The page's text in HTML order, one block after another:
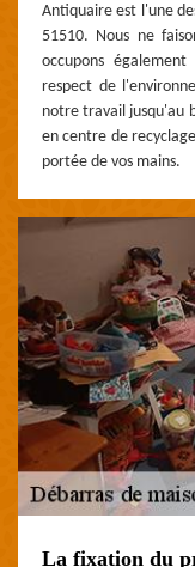
Antiquaire est l'une
51510. Nous ne
occupons
respect de
notre travail jusqu'au
en centre de
portée de vos mains.
La fixation du